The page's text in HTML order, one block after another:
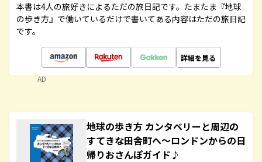
本書は4人の旅好きによるただの旅日記です。たまたま『地球
の歩き方』で働いているだけで書いてある内容はただの旅日記
です。
詳細を見る
AD
地球の歩き方 カンタベリーと周辺の
すてきな田舎町へ～ロンドンからの日
帰りおさんぽガイド♪